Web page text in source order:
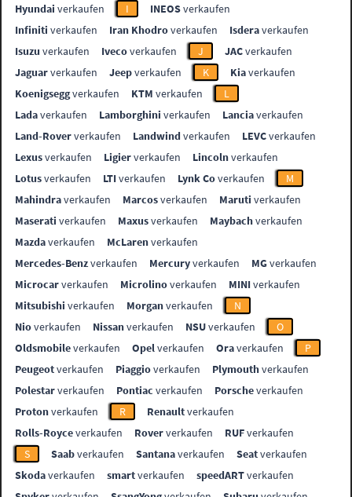
Hyundai verkaufen I INEOSverkaufen
Infiniti verkaufen Iran Khodroverkaufen Isderaverkaufen
Isuzu verkaufen Ivecoverkaufen J JACverkaufen
Jaguarverkaufen Jeepverkaufen K Kiaverkaufen
Koenigseggverkaufen KTM verkaufen
L
Ladaverkaufen Lamborghini verkaufen Lanciaverkaufen
Land-Roververkaufen Landwindverkaufen LEVCverkaufen
Lexusverkaufen Ligierverkaufen Lincolnverkaufen
Lotusverkaufen LTIverkaufen Lynk Coverkaufen
M
Mahindraverkaufen Marcosverkaufen Maruti verkaufen
Maserati verkaufen Maxusverkaufen Maybachverkaufen
Mazdaverkaufen McLarenverkaufen
Mercedes-Benzverkaufen Mercuryverkaufen MGverkaufen
Microcarverkaufen Microlinoverkaufen MINIverkaufen
Mitsubishi verkaufen Morganverkaufen
N
Nioverkaufen Nissanverkaufen NSUverkaufen
O
Oldsmobileverkaufen Opelverkaufen Oraverkaufen
P
Peugeotverkaufen Piaggioverkaufen Plymouthverkaufen
Polestarverkaufen Pontiac verkaufen Porscheverkaufen
Protonverkaufen R Renaultverkaufen
Rolls-Royceverkaufen Roververkaufen RUFverkaufen
S
Saabverkaufen Santanaverkaufen Seatverkaufen
Skodaverkaufen smartverkaufen speedARTverkaufen